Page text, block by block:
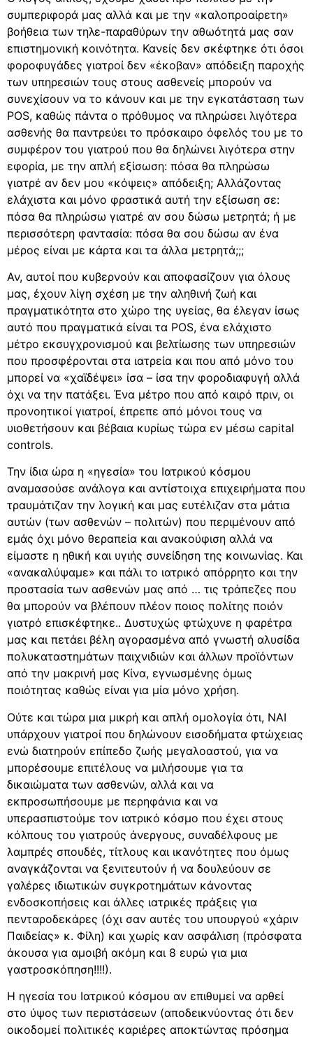
συμπεριφορά μας αλλά και με την «καλοπροαίρετη»
βοήθεια των τηλε-παραθύρων την αθωότητά μας σαν
επιστημονική κοινότητα. Κανείς δεν σκέφτηκε ότι όσοι
φοροφυγάδες γιατροί δεν «έκοβαν» απόδειξη παροχής
των υπηρεσιών τους στους ασθενείς μπορούν να
συνεχίσουν να το κάνουν και με την εγκατάσταση των
POS, καθώς πάντα ο πρόθυμος να πληρώσει λιγότερα
ασθενής θα παντρεύει το πρόσκαιρο όφελός του με το
συμφέρον του γιατρού που θα δηλώνει λιγότερα στην
εφορία, με την απλή εξίσωση: πόσα θα πληρώσω
γιατρέ αν δεν μου «κόψεις» απόδειξη; Αλλάζοντας
ελάχιστα και μόνο φραστικά αυτή την εξίσωση σε:
πόσα θα πληρώσω γιατρέ αν σου δώσω μετρητά; ή με
περισσότερη φαντασία: πόσα θα σου δώσω αν ένα
μέρος είναι με κάρτα και τα άλλα μετρητά;;;
Αν, αυτοί που κυβερνούν και αποφασίζουν για όλους
μας, έχουν λίγη σχέση με την αληθινή ζωή και
πραγματικότητα στο χώρο της υγείας, θα έλεγαν ίσως
αυτό που πραγματικά είναι τα POS, ένα ελάχιστο
μέτρο εκσυγχρονισμού και βελτίωσης των υπηρεσιών
που προσφέρονται στα ιατρεία και που από μόνο του
μπορεί να «χαϊδέψει» ίσα – ίσα την φοροδιαφυγή αλλά
όχι να την πατάξει. Ένα μέτρο που από καιρό πριν, οι
προνοητικοί γιατροί, έπρεπε από μόνοι τους να
υιοθετήσουν και βέβαια κυρίως τώρα εν μέσω capital
controls.
Την ίδια ώρα η «ηγεσία» του Ιατρικού κόσμου
αναμασούσε ανάλογα και αντίστοιχα επιχειρήματα που
τραυμάτιζαν την λογική και μας ευτέλιζαν στα μάτια
αυτών (των ασθενών – πολιτών) που περιμένουν από
εμάς όχι μόνο θεραπεία και ανακούφιση αλλά να
είμαστε η ηθική και υγιής συνείδηση της κοινωνίας. Και
«ανακαλύψαμε» και πάλι το ιατρικό απόρρητο και την
προστασία των ασθενών μας από … τις τράπεζες που
θα μπορούν να βλέπουν πλέον ποιος πολίτης ποιόν
γιατρό επισκέφτηκε.. Δυστυχώς φτώχυνε η φαρέτρα
μας και πετάει βέλη αγορασμένα από γνωστή αλυσίδα
πολυκαταστημάτων παιχνιδιών και άλλων προϊόντων
από την μακρινή μας Κίνα, εγνωσμένης όμως
ποιότητας καθώς είναι για μία μόνο χρήση.
Ούτε και τώρα μια μικρή και απλή ομολογία ότι, ΝΑΙ
υπάρχουν γιατροί που δηλώνουν εισοδήματα φτώχειας
ενώ διατηρούν επίπεδο ζωής μεγαλοαστού, για να
μπορέσουμε επιτέλους να μιλήσουμε για τα
δικαιώματα των ασθενών, αλλά και να
εκπροσωπήσουμε με περηφάνια και να
υπερασπιστούμε τον ιατρικό κόσμο που έχει στους
κόλπους του γιατρούς άνεργους, συναδέλφους με
λαμπρές σπουδές, τίτλους και ικανότητες που όμως
αναγκάζονται να ξενιτευτούν ή να δουλεύουν σε
γαλέρες ιδιωτικών συγκροτημάτων κάνοντας
ενδοσκοπήσεις και άλλες ιατρικές πράξεις για
πενταροδεκάρες (όχι σαν αυτές του υπουργού «χάριν
Παιδείας» κ. Φίλη) και χωρίς καν ασφάλιση (πρόσφατα
άκουσα για αμοιβή ακόμη και 8 ευρώ για μια
γαστροσκόπηση!!!!).
Η ηγεσία του Ιατρικού κόσμου αν επιθυμεί να αρθεί
στο ύψος των περιστάσεων (αποδεικνύοντας ότι δεν
οικοδομεί πολιτικές καριέρες αποκτώντας πρόσημα